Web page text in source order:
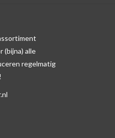
(bijna) alle
regelmatig